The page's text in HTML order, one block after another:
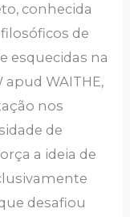
conhecida
de
esquecidas na
apud WAITHE,
nos
de
a ideia de
desafiou